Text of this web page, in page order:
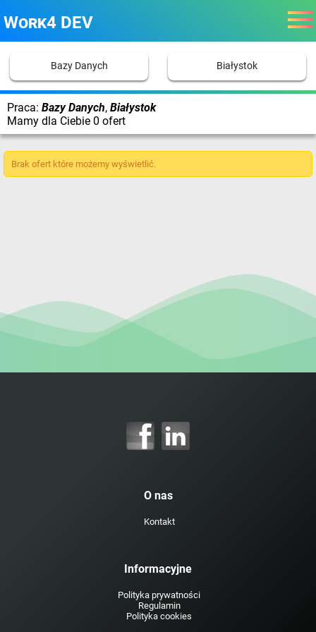
Work4 DEV
Bazy Danych Białystok
Praca: Bazy Danych, Białystok
Mamy dla Ciebie 0 ofert
Brak ofert które możemy wyświetlić.
O nas
Kontakt
Informacyjne
Polityka prywatności
Regulamin
Polityka cookies